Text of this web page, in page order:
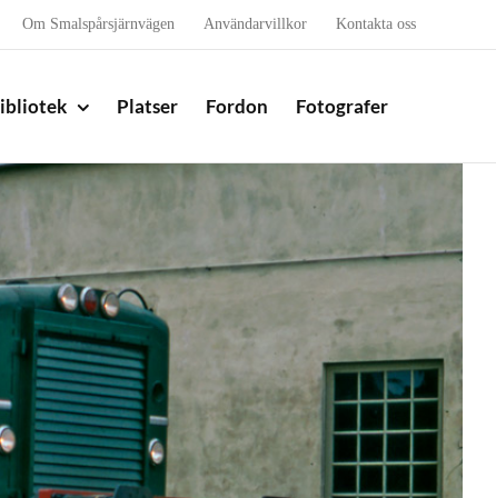
Om Smalspårsjärnvägen Användarvillkor Kontakta oss
Platser Fordon Fotografer